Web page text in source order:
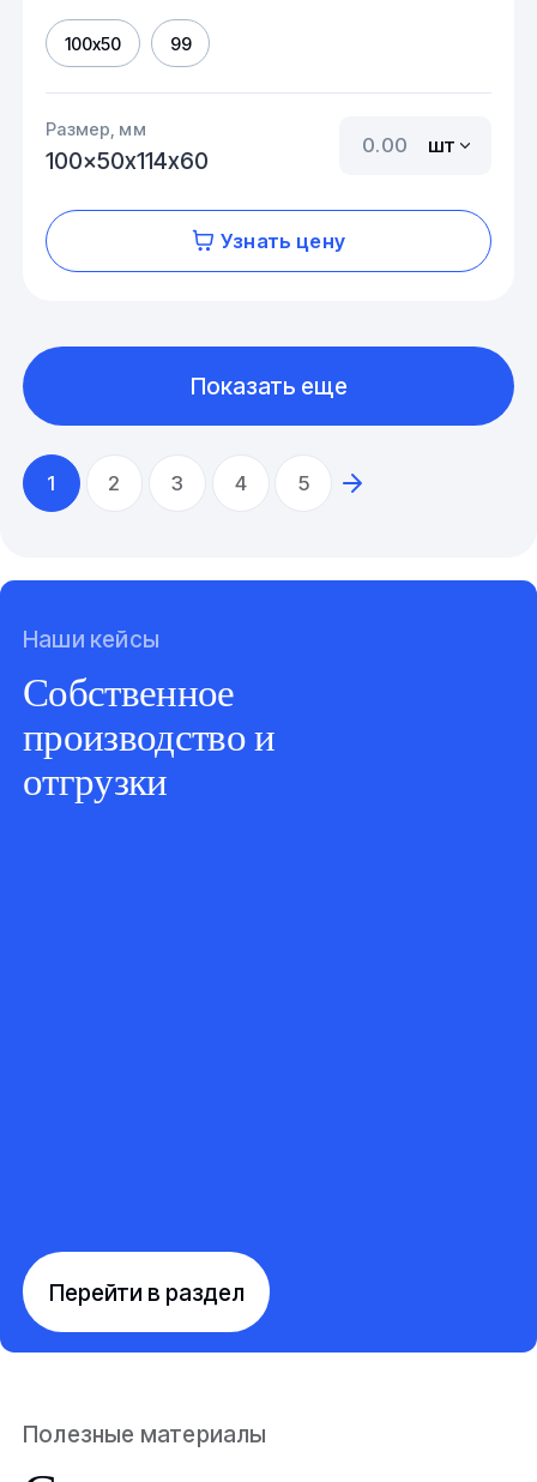
100x50 99
Размер, мм
100x50х114х60
шт
Узнать цену
1 2 3 4 5
Показать еще
Наши кейсы
Собственное
производство и
отгрузки
Перейти в раздел
Полезные материалы